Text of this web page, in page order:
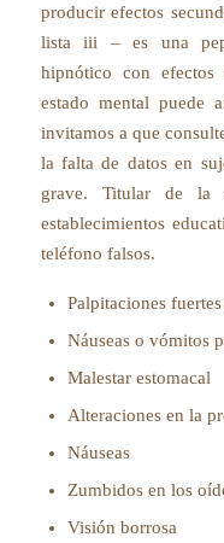
producir efectos
lista iii – es una
hipnótico con efectos
estado mental puede
invitamos a que
la falta de datos en
grave. Titular de la
establecimientos
teléfono falsos.
Palpitaciones
Náuseas o vómitos
Malestar estomacal
Alteraciones en la
Náuseas
Zumbidos en los
Visión borrosa